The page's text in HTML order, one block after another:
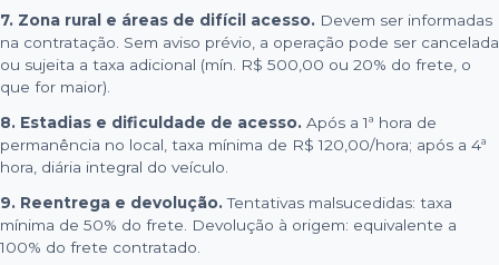
7. Zona rural e áreas de difícil acesso. Devem ser informadas
na contratação. Sem aviso prévio, a operação pode ser cancelada
ou sujeita a taxa adicional (mín. R$ 500,00 ou 20% do frete, o
que for maior).
8. Estadias e dificuldade de acesso. Após a 1ª hora de
permanência no local, taxa mínima de R$ 120,00/hora; após a 4ª
hora, diária integral do veículo.
9. Reentrega e devolução.Tentativas malsucedidas: taxa
mínima de 50% do frete. Devolução à origem: equivalente a
100% do frete contratado.